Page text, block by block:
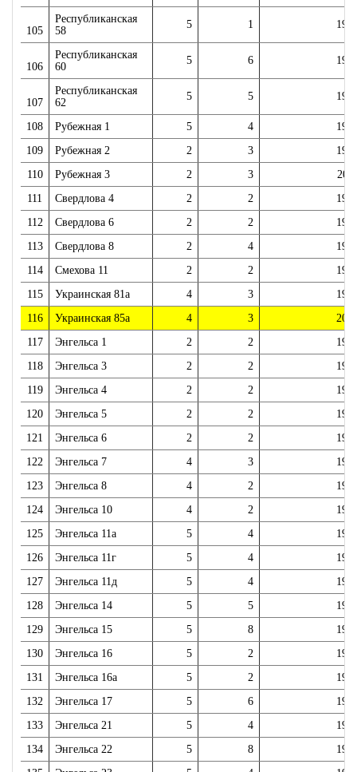
105
Республиканская
58
5 1
106
Республиканская
60
5 6
107
Республиканская
62
5 5
108 Рубежная 1 5 4
109
Рубежная 2 2 3
110
Рубежная 3 2 3
111
Свердлова 4 2 2
112
Свердлова 6 2 2
113
Свердлова 8 2 4
114
Смехова 11 2 2
115
Украинская 81а 4 3
116
Украинская 85а 4 3
117
Энгельса 1 2 2
118
Энгельса 3 2 2
119
Энгельса 4 2 2
120
Энгельса 5 2 2
121
Энгельса 6 2 2
122
Энгельса 7 4 3
123
Энгельса 8 4 2
124
Энгельса 10 4 2
125
Энгельса 11а 5 4
126
Энгельса 11г 5 4
127
Энгельса 11д 5 4
128
Энгельса 14 5 5
129
Энгельса 15 5 8
130
Энгельса 16 5 2
131
Энгельса 16а 5 2
132
Энгельса 17 5 6
133
Энгельса 21 5 4
134
Энгельса 22 5 8